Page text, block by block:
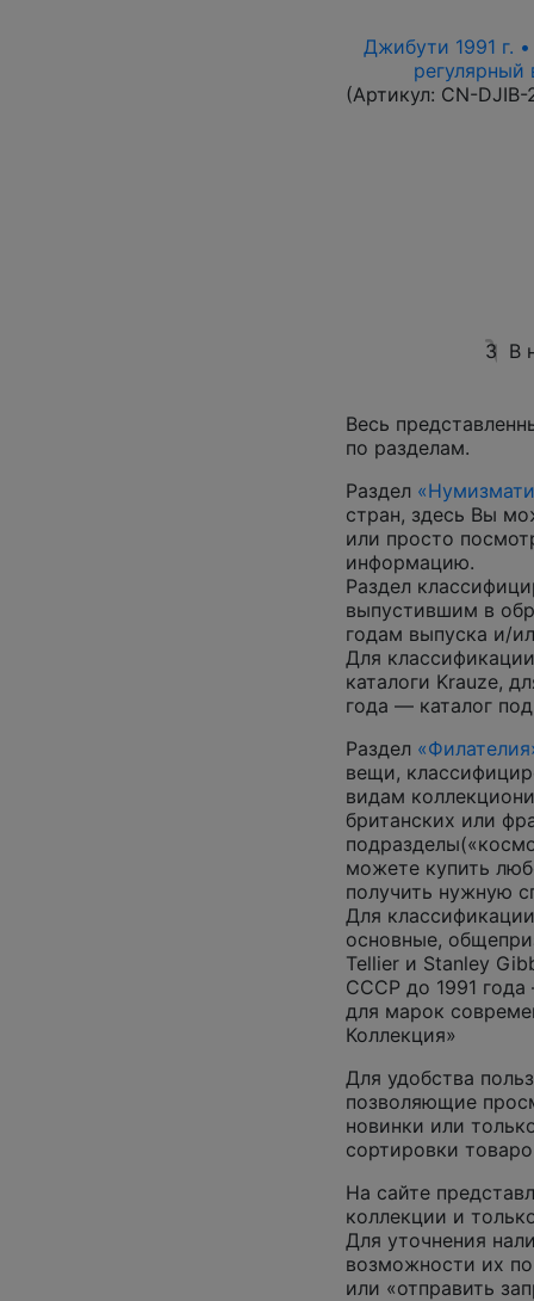
Джибути 1991 г.
регулярный
(Артикул: CN-DJIB-
3 В
Весь
по разделам.
Раздел
стран, здесь Вы
или просто
информацию.
Раздел
выпустившим в
годам выпуска и/
Для
каталоги Krauze,
года — каталог
Раздел
вещи,
видам
британских или
можете купить
получить нужную
Для
основные,
Tellier и Stanley
СССР до 1991
для марок
Коллекция»
Для удобства
позволяющие
новинки или
сортировки
На сайте
коллекции и
Для уточнения
возможности их
или «отправить